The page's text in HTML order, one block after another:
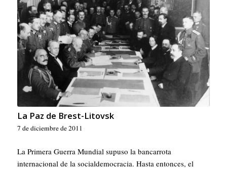
La Paz de Brest-Litovsk
7 de diciembre de 2011
La Primera Guerra Mundial supuso la bancarrota
internacional de la socialdemocracia. Hasta entonces, el